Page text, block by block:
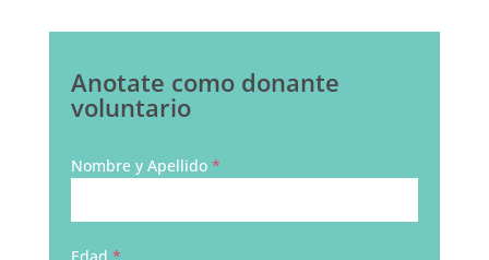
Anotate como donante
voluntario
Nombre y Apellido *